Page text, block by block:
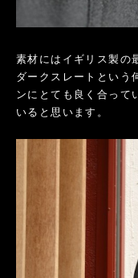
素材にはイギリス製の
ダークスレートという
ンにとても良く合って
いると思います。